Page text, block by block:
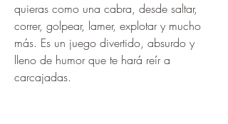
quieras como una cabra, desde saltar,
correr, golpear, lamer, explotar y mucho
más. Es un juego divertido, absurdo y
lleno de humor que te hará reír a
carcajadas.